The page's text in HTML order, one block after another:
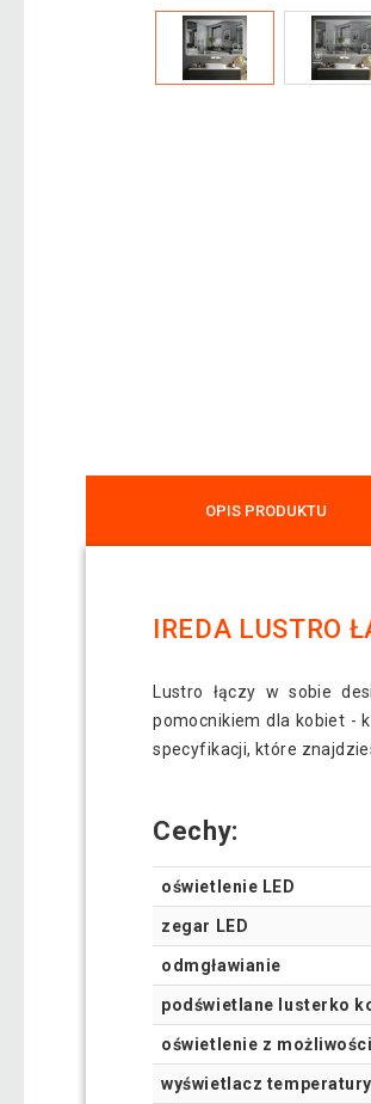
OPIS PRODUKTU
IREDA LUSTRO
Lustro łączy w sobie
pomocnikiem dla kobiet -
specyfikacji, które
Cechy:
oświetlenie LED
zegar LED
odmgławianie
podświetlane lusterko
oświetlenie z
wyświetlacz temperatury